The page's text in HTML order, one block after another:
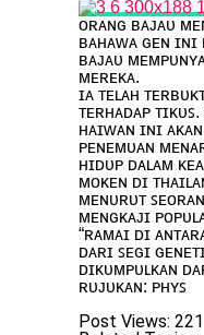
ᴏʀᴀɴɢ ʙᴀᴊᴀᴜ
ʙᴀʜᴀᴡᴀ ɢᴇɴ ɪɴɪ
ʙᴀᴊᴀᴜ
ᴍᴇʀᴇᴋᴀ.
ɪᴀ ᴛᴇʟᴀʜ
ᴛᴇʀʜᴀᴅᴀᴘ
ʜᴀɪᴡᴀɴ ɪɴɪ
ᴘᴇɴᴇᴍᴜᴀɴ
ʜɪᴅᴜᴘ ᴅᴀʟᴀᴍ
ᴍᴏᴋᴇɴ ᴅɪ
ᴍᴇɴᴜʀᴜᴛ
ᴍᴇɴɢᴋᴀᴊɪ
“ʀᴀᴍᴀɪ ᴅɪ
ᴅᴀʀɪ ꜱᴇɢɪ
ᴅɪᴋᴜᴍᴘᴜʟᴋᴀɴ
ʀᴜᴊᴜᴋᴀɴ: ᴘʜʏꜱ
Post Views: 221